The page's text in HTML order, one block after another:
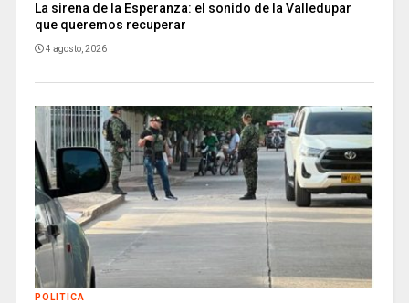
La sirena de la Esperanza: el sonido de la Valledupar
que queremos recuperar
4 agosto, 2026
POLITICA